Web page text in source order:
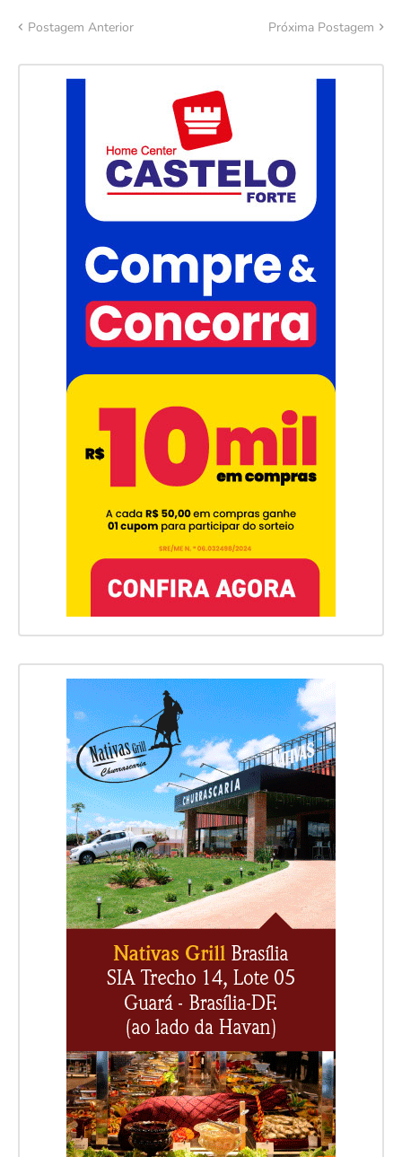
Postagem Anterior Próxima Postagem